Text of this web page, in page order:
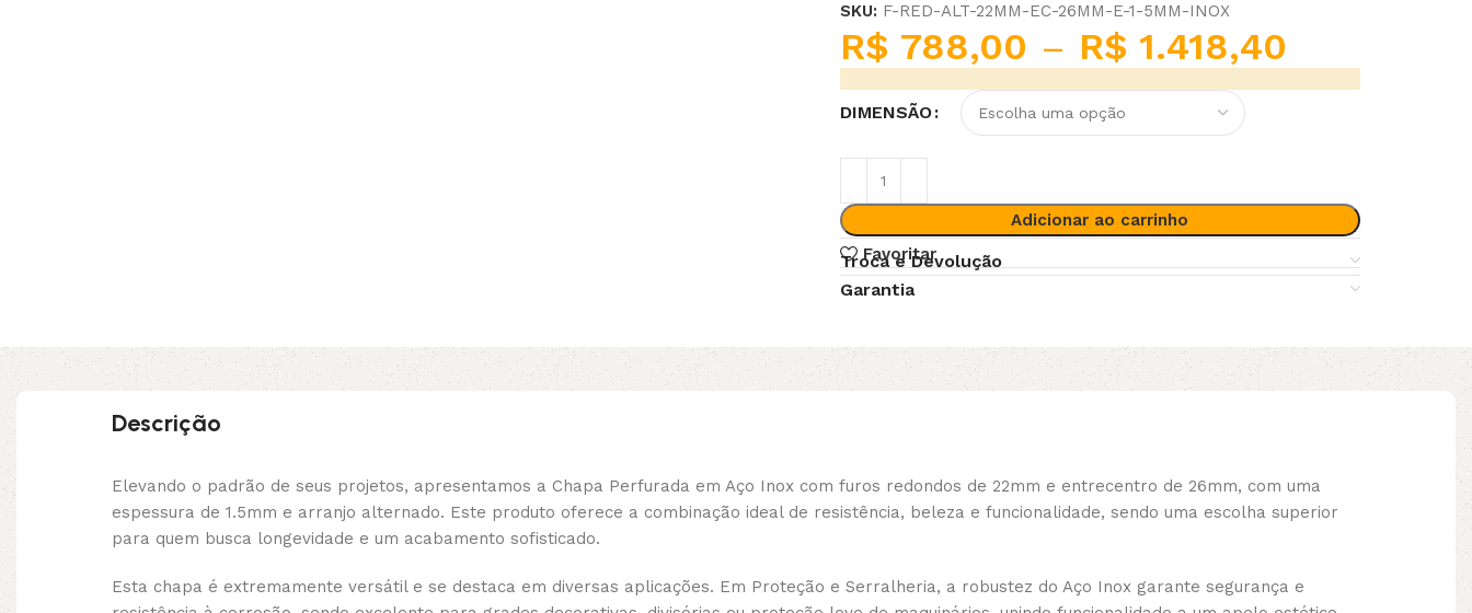
SKU: F-RED-ALT-22MM-EC-26MM-E-1-5MM-INOX
R$ 788,00 – R$ 1.418,40
DIMENSÃO
Adicionar ao carrinho
Favoritar
Troca e Devolução
Garantia
Descrição
Elevando o padrão de seus projetos, apresentamos a Chapa Perfurada em Aço Inox com furos redondos de 22mm e entrecentro de 26mm, com uma
espessura de 1.5mm e arranjo alternado. Este produto oferece a combinação ideal de resistência, beleza e funcionalidade, sendo uma escolha superior
para quem busca longevidade e um acabamento sofisticado.
Esta chapa é extremamente versátil e se destaca em diversas aplicações. Em Proteção e Serralheria, a robustez do Aço Inox garante segurança e